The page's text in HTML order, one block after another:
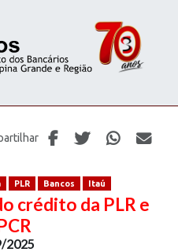
PLR Bancos Itaú
crédito da PLR e
2025